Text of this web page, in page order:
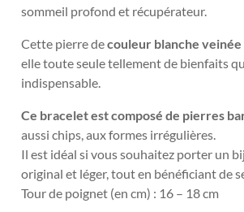
sommeil profond et récupérateur.
Cette pierre decouleur blanche veinée
elle toute seule tellement de bienfaits
indispensable.
Ce bracelet est composé de pierres
aussi chips, aux formes irrégulières.
Il est idéal si vous souhaitez porter un
original et léger, tout en bénéficiant de
Tour de poignet (en cm) : 16 – 18 cm